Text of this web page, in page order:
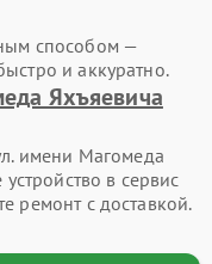
способом —
и аккуратно.
Яхъяевича
имени Магомеда
в сервис
ремонт с доставкой.